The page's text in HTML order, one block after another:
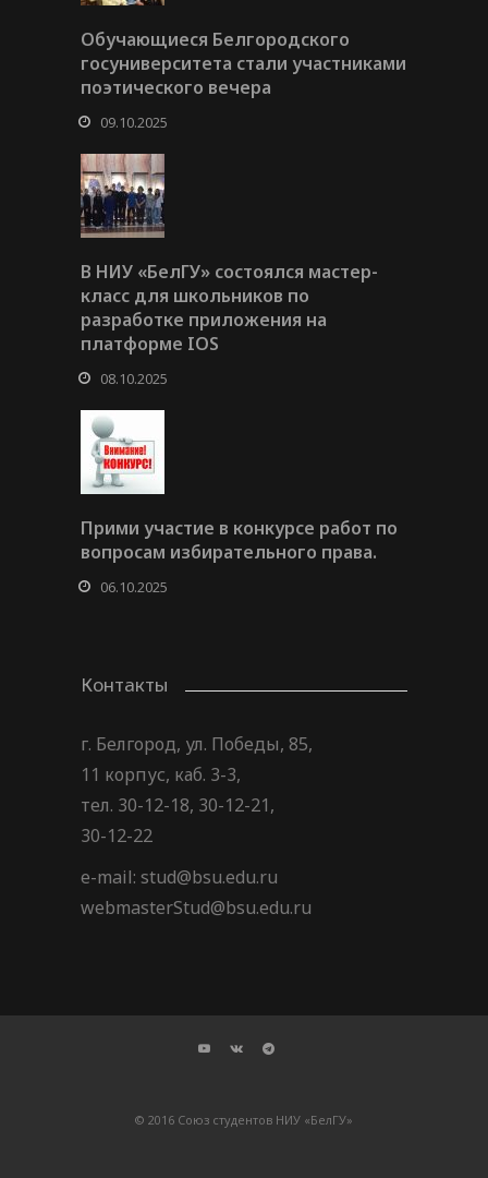
Обучающиеся Белгородского
госуниверситета стали участниками
поэтического вечера
09.10.2025
В НИУ «БелГУ» состоялся мастер-
класс для школьников по
разработке приложения на
платформе IOS
08.10.2025
Прими участие в конкурсе работ по
вопросам избирательного права.
06.10.2025
Контакты
г. Белгород, ул. Победы, 85,
11 корпус, каб. 3-3,
тел. 30-12-18, 30-12-21,
30-12-22
e-mail: stud@bsu.edu.ru
webmasterStud@bsu.edu.ru
© 2016 Союз студентов НИУ «БелГУ»